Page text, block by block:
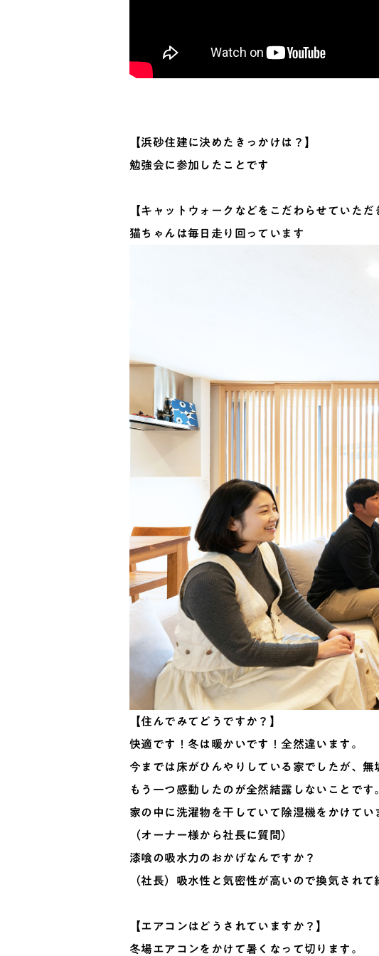
【浜砂住建に決めたきっかけは？】
勉強会に参加したことです
【キャットウォークなどをこだわらせていた
猫ちゃんは毎日走り回っています
【住んでみてどうですか？】
快適です！冬は暖かいです！全然違います。
今までは床がひんやりしている家でしたが、
もう一つ感動したのが全然結露しないことです
家の中に洗濯物を干していて除湿機をかけて
（オーナー様から社長に質問）
漆喰の吸水力のおかげなんですか？
（社長）吸水性と気密性が高いので換気され
【エアコンはどうされていますか？】
冬場エアコンをかけて暑くなって切ります。